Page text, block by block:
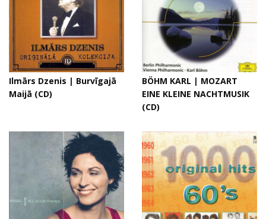
Ilmārs Dzenis | Burvīgajā
Maijā (CD)
BÖHM KARL | MOZART
EINE KLEINE NACHTMUSIK
(CD)